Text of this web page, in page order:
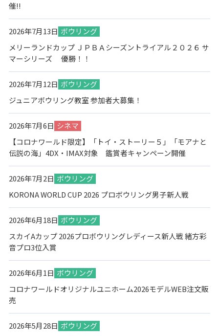
催!!
2026年7月13日 ボウリング
メリーランドカップ ＪＰＢＡシーズントライアル２０２６ サ
マーシリーズ 優勝！！
2026年7月12日 ボウリング
ジュニアボウリング教室 参加者大募集！
2026年7月6日 シネマ
【コロナワールド限定】「トイ・ストーリー５」「モアナと
伝説の海」4DX・IMAX対象 鑑賞者キャンペーン開催
2026年7月2日 ボウリング
KORONA WORLD CUP 2026 プロボウリング男子新人戦
2026年6月18日 ボウリング
スカイAカップ 2026プロボウリングレディース新人戦 緒方彩
音プロ3位入賞
2026年6月1日 ボウリング
コロナワールドオリジナルユニホーム2026モデルWEB注文販
売
2026年5月28日 ボウリング